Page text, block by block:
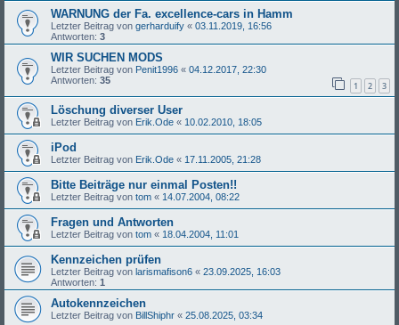
WARNUNG der Fa. excellence-cars in Hamm
Letzter Beitrag von gerharduify « 03.11.2019, 16:56
Antworten: 3
WIR SUCHEN MODS
Letzter Beitrag von Penit1996 « 04.12.2017, 22:30
Antworten: 35 1 2 3
Löschung diverser User
Letzter Beitrag von Erik.Ode « 10.02.2010, 18:05
iPod
Letzter Beitrag von Erik.Ode « 17.11.2005, 21:28
Bitte Beiträge nur einmal Posten!!
Letzter Beitrag von tom « 14.07.2004, 08:22
Fragen und Antworten
Letzter Beitrag von tom « 18.04.2004, 11:01
Kennzeichen prüfen
Letzter Beitrag von larismafison6 « 23.09.2025, 16:03
Antworten: 1
Autokennzeichen
Letzter Beitrag von BillShiphr « 25.08.2025, 03:34